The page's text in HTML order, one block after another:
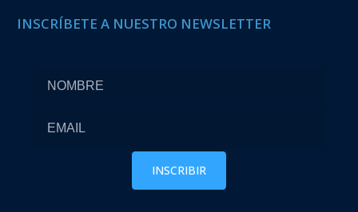
INSCRÍBETE A NUESTRO NEWSLETTER